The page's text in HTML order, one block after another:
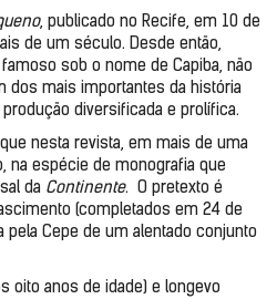
, publicado no Recife, em 10 de
de um século. Desde então,
sob o nome de Capiba, não
mais importantes da história
diversificada e prolífica.
nesta revista, em mais de uma
na espécie de monografia que
da Continente.  O pretexto é
(completados em 24 de
pela Cepe de um alentado conjunto
oito anos de idade) e longevo